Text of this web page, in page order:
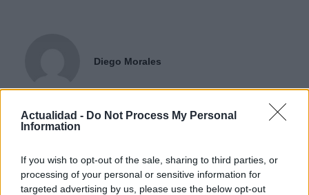
Actualidad - Do Not Process My Personal
Information
If you wish to opt-out of the sale, sharing to third parties, or
processing of your personal or sensitive information for
targeted advertising by us, please use the below opt-out
Diego Morales
Diego Morales escribe igual de bien sobre la táctica de un derbi
madrileño y una ruta gastronómica por Asturias. Periodismo deportivo
Contacto: